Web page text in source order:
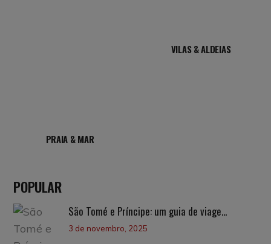
VILAS & ALDEIAS
PRAIA & MAR
POPULAR
São Tomé e Príncipe: um guia de viage...
3 de novembro, 2025